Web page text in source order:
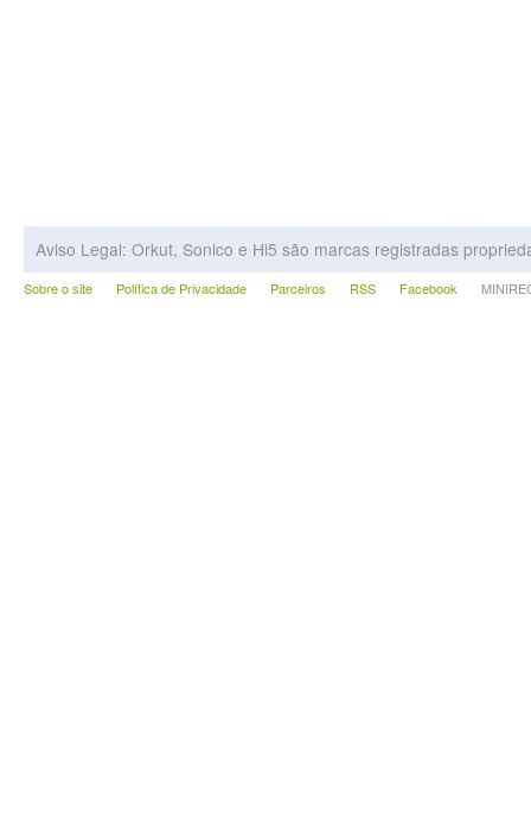
Aviso Legal: Orkut, Sonico e Hi5 são marcas registradas
Sobre o site Política de Privacidade Parceiros RSS Facebook